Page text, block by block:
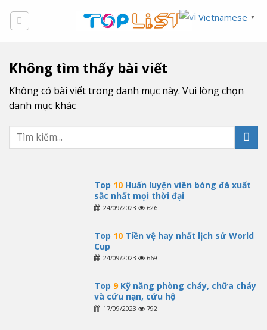
Không tìm thấy bài viết
Không có bài viết trong danh mục này. Vui lòng chọn
danh mục khác
Top 10Huấn luyện viên bóng đá xuất
sắc nhất mọi thời đại
24/09/2023 626
Top 10Tiền vệ hay nhất lịch sử World
Cup
24/09/2023 669
Top 9Kỹ năng phòng cháy, chữa cháy
và cứu nạn, cứu hộ
17/09/2023 792
Vietnamese ▼